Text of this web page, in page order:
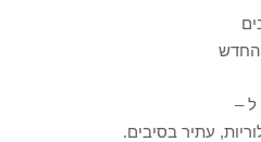
החדש
ל –
עתיר בסיבים.